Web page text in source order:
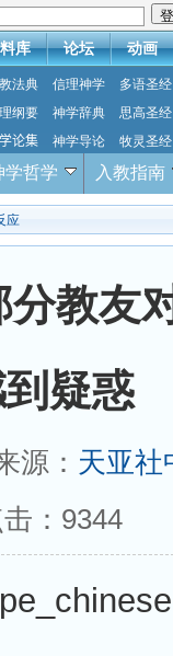
库 论坛 动画
法典 信理神学
多语圣经
纲要 神学辞典
思高圣经
论集 神学导论 牧灵圣经
学哲学 入教指南
应
教友
疑惑
源： 天亚社
： 9344